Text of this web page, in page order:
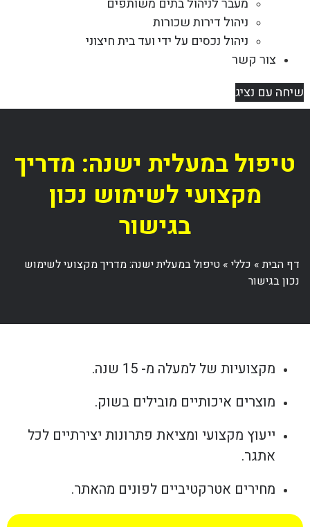
מעבר לניהול בתים משותפים
ניהול דירות שכורות
ניהול נכסים על ידי ועד בית חיצוני
צור קשר
שיחה עם נציג
טיפול במעלית ישנה: מדריך
מקצועי לשימוש נכון
בגישור
דף הבית» כללי» טיפול במעלית ישנה: מדריך מקצועי לשימוש
נכון בגישור
מקצועיות של למעלה מ- 15 שנה.
מוצרים איכותיים מובילים בשוק.
ייעוץ מקצועי ומציאת פתרונות יצירתיים לכל
אתגר.
מחירים אטרקטיביים לפונים מהאתר.